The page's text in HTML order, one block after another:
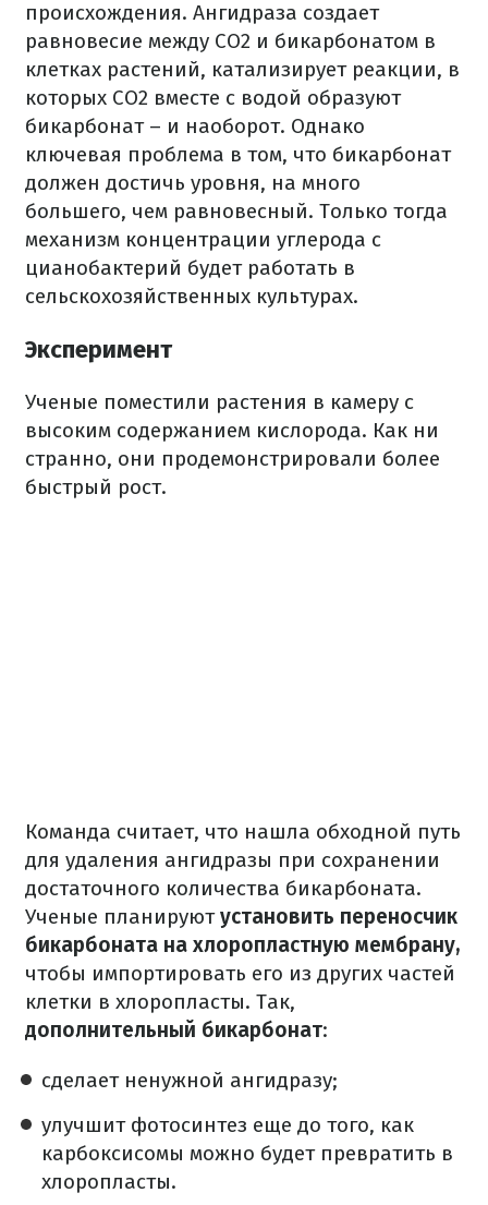
происхождения. Ангидраза создает
равновесие между CO2 и бикарбонатом в
клетках растений, катализирует реакции, в
которых CO2 вместе с водой образуют
бикарбонат – и наоборот. Однако
ключевая проблема в том, что бикарбонат
должен достичь уровня, на много
большего, чем равновесный. Только тогда
механизм концентрации углерода с
цианобактерий будет работать в
сельскохозяйственных культурах.
Эксперимент
Ученые поместили растения в камеру с
высоким содержанием кислорода. Как ни
странно, они продемонстрировали более
быстрый рост.
Команда считает, что нашла обходной путь
для удаления ангидразы при сохранении
достаточного количества бикарбоната.
Ученые планируютустановить переносчик
бикарбоната на хлоропластную мембрану,
чтобы импортировать его из других частей
клетки в хлоропласты. Так,
дополнительный бикарбонат:
сделает ненужной ангидразу;
улучшит фотосинтез еще до того, как
карбоксисомы можно будет превратить в
хлоропласты.